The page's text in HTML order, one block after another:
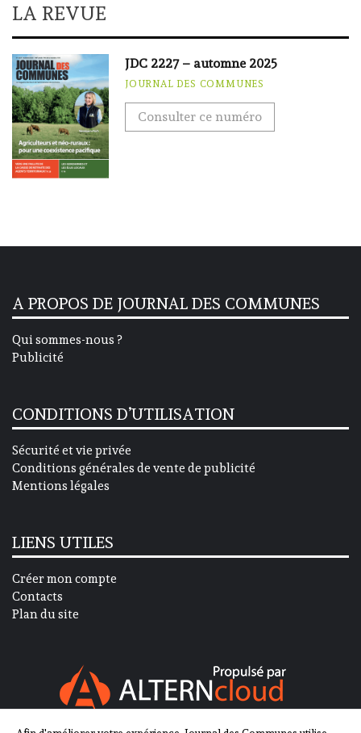
LA REVUE
JDC 2227 – automne 2025
JOURNAL DES COMMUNES
Consulter ce numéro
A PROPOS DE JOURNAL DES COMMUNES
Qui sommes-nous ?
Publicité
CONDITIONS D’UTILISATION
Sécurité et vie privée
Conditions générales de vente de publicité
Mentions légales
LIENS UTILES
Créer mon compte
Contacts
Plan du site